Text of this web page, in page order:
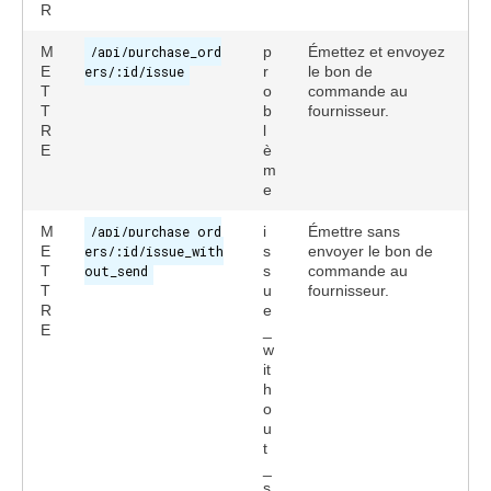
R
M
E
T
T
R
E
/api/purchase_ord
ers/:id/issue
p
r
o
b
l
è
m
e
Émettez et envoyez
le bon de
commande au
fournisseur.
M
E
T
T
R
E
/api/purchase_ord
ers/:id/issue_with
out_send
i
s
s
u
e
w
it
h
o
u
t
Émettre sans
envoyer le bon de
commande au
fournisseur.